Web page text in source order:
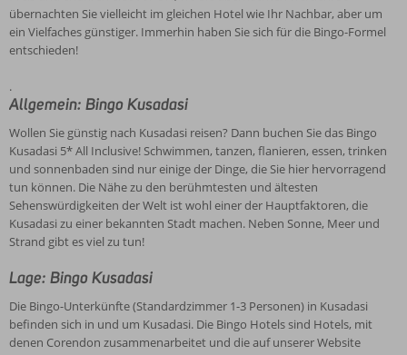
übernachten Sie vielleicht im gleichen Hotel wie Ihr Nachbar, aber um
ein Vielfaches günstiger. Immerhin haben Sie sich für die Bingo-Formel
entschieden!
.
Allgemein: Bingo Kusadasi
Wollen Sie günstig nach Kusadasi reisen? Dann buchen Sie das Bingo
Kusadasi 5* All Inclusive! Schwimmen, tanzen, flanieren, essen, trinken
und sonnenbaden sind nur einige der Dinge, die Sie hier hervorragend
tun können. Die Nähe zu den berühmtesten und ältesten
Sehenswürdigkeiten der Welt ist wohl einer der Hauptfaktoren, die
Kusadasi zu einer bekannten Stadt machen. Neben Sonne, Meer und
Strand gibt es viel zu tun!
Lage: Bingo Kusadasi
Die Bingo-Unterkünfte (Standardzimmer 1-3 Personen) in Kusadasi
befinden sich in und um Kusadasi. Die Bingo Hotels sind Hotels, mit
denen Corendon zusammenarbeitet und die auf unserer Website